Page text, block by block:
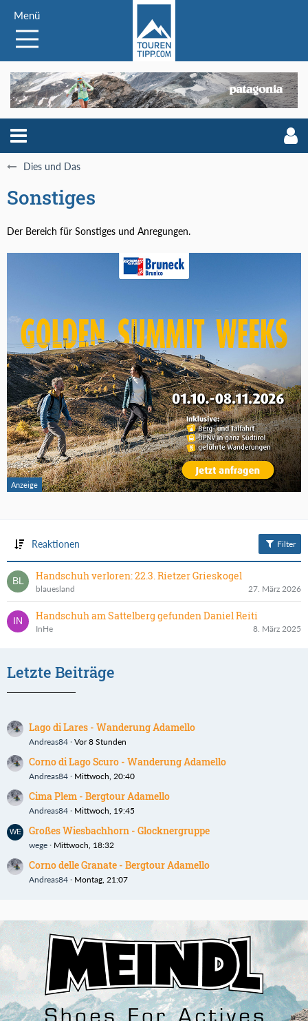
Menü
Dies und Das
Sonstiges
Der Bereich für Sonstiges und Anregungen.
Reaktionen Filter
Handschuh verloren: 22.3. Rietzer Grieskogel
blauesland 27. März 2026
Handschuh am Sattelberg gefunden Daniel Reiti
InHe 8. März 2025
Letzte Beiträge
Lago di Lares - Wanderung Adamello
Andreas84 Vor 8 Stunden
Corno di Lago Scuro - Wanderung Adamello
Andreas84 Mittwoch, 20:40
Cima Plem - Bergtour Adamello
Andreas84 Mittwoch, 19:45
Großes Wiesbachhorn - Glocknergruppe
wege Mittwoch, 18:32
Corno delle Granate - Bergtour Adamello
Andreas84 Montag, 21:07